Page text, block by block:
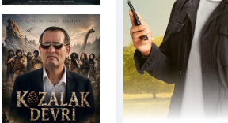
Devri